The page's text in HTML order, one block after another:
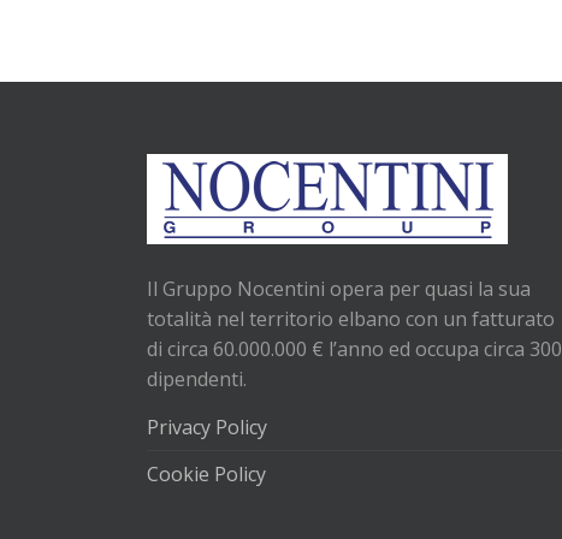
Il Gruppo Nocentini opera per quasi la sua
totalità nel territorio elbano con un fatturato
di circa 60.000.000 € l’anno ed occupa circa 300
dipendenti.
Privacy Policy
Cookie Policy